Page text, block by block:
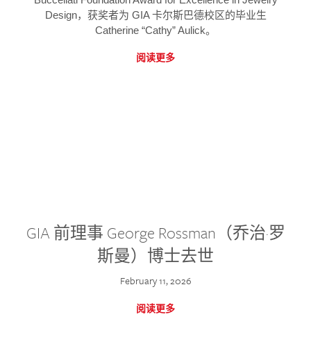
Design，获奖者为 GIA 卡尔斯巴德校区的毕业生
Catherine “Cathy” Aulick。
阅读更多
GIA 前理事 George Rossman（乔治·罗
斯曼）博士去世
February 11, 2026
阅读更多